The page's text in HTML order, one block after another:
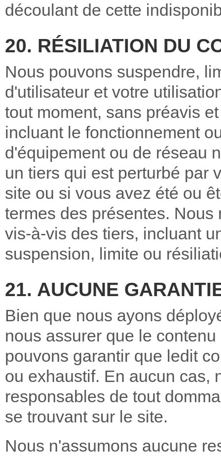
découlant de cette
20. RÉSILIATION DU
Nous pouvons suspendre,
d'utilisateur et votre
tout moment, sans préavis
incluant le fonctionnement
d'équipement ou de réseau
un tiers qui est perturbé par
site ou si vous avez été ou
termes des présentes.
vis-à-vis des tiers, incluant
suspension, limite ou
21. AUCUNE
Bien que nous ayons
nous assurer que le
pouvons garantir que ledit
ou exhaustif. En aucun cas,
responsables de tout
se trouvant sur le site.
Nous n'assumons aucune